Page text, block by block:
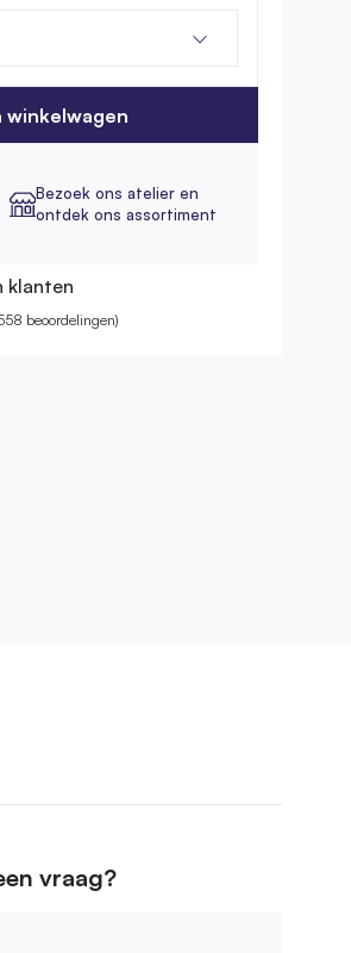
winkelwagen
Bezoek ons atelier en
ontdek ons assortiment
klanten
beoordelingen)
vraag?